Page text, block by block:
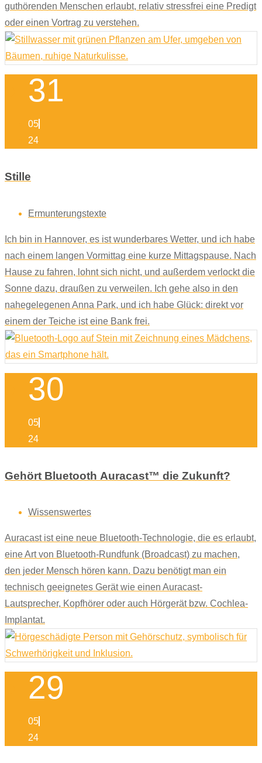
guthörenden Menschen erlaubt, relativ stressfrei eine Predigt
oder einen Vortrag zu verstehen.
31
05
24
Stille
Ermunterungstexte
Ich bin in Hannover, es ist wunderbares Wetter, und ich habe
nach einem langen Vormittag eine kurze Mittagspause. Nach
Hause zu fahren, lohnt sich nicht, und außerdem verlockt die
Sonne dazu, draußen zu verweilen. Ich gehe also in den
nahegelegenen Anna Park, und ich habe Glück: direkt vor
einem der Teiche ist eine Bank frei.
30
05
24
Gehört Bluetooth Auracast™ die Zukunft?
Wissenswertes
Auracast ist eine neue Bluetooth-Technologie, die es erlaubt,
eine Art von Bluetooth-Rundfunk (Broadcast) zu machen,
den jeder Mensch hören kann. Dazu benötigt man ein
technisch geeignetes Gerät wie einen Auracast-
Lautsprecher, Kopfhörer oder auch Hörgerät bzw. Cochlea-
Implantat.
29
05
24